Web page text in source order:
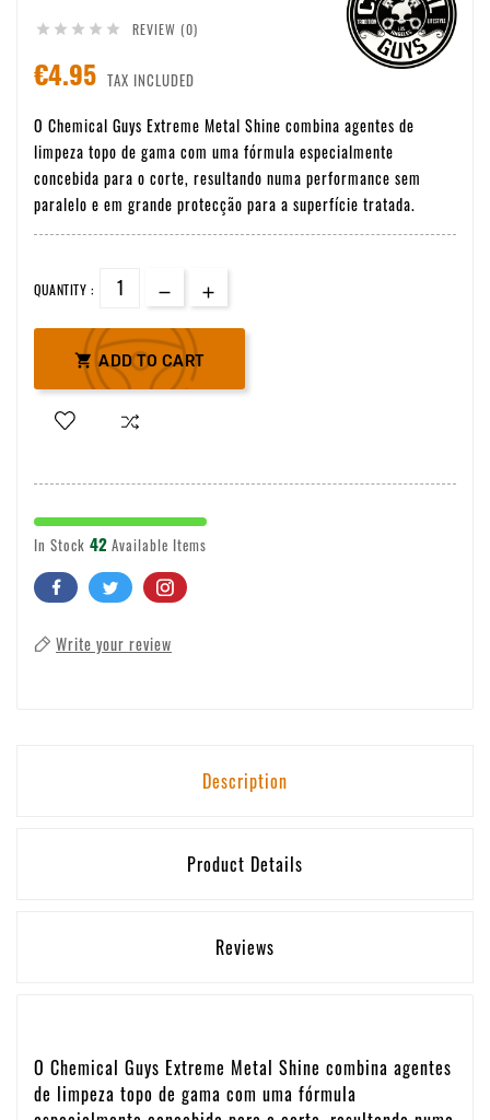
     REVIEW (0)
€4.95 TAX INCLUDED
O Chemical Guys Extreme Metal Shine combina agentes de
limpeza topo de gama com uma fórmula especialmente
concebida para o corte, resultando numa performance sem
paralelo e em grande protecção para a superfície tratada.
QUANTITY :
 ADD TO CART
In Stock 42 Available Items
Write your review
Description
Product Details
Reviews
O Chemical Guys Extreme Metal Shine combina agentes
de limpeza topo de gama com uma fórmula